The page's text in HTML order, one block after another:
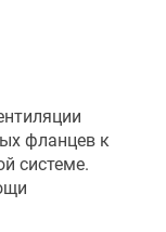
фланцев к
системе.